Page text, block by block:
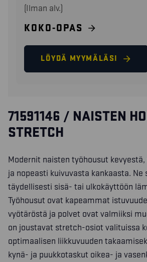
(Ilman alv.)
KOKO-OPAS
LÖYDÄ MYYMÄLÄSI
71591146 / NAISTEN
STRETCH
Modernit naisten työhousut
ja nopeasti kuivuvasta kankaasta. Ne
täydellisesti sisä- tai ulkokäyttöön
Työhousut ovat kapeammat
vyötäröstä ja polvet ovat valmiiksi
on joustavat stretch-osiot valituissa
optimaalisen liikkuvuuden
kynä- ja puukkotaskut oikea- ja